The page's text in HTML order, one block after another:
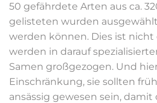
50 gefährdete Arten aus ca.
gelisteten wurden
werden können. Dies ist nicht
werden in darauf
Samen großgezogen. Und
Einschränkung, sie sollten
ansässig gewesen sein, damit